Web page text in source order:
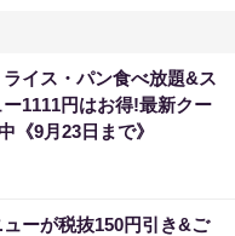
ライス・パン食べ放題&ス
1111円はお得!最新クー
《9月23日まで》
ューが税抜150円引き&ご